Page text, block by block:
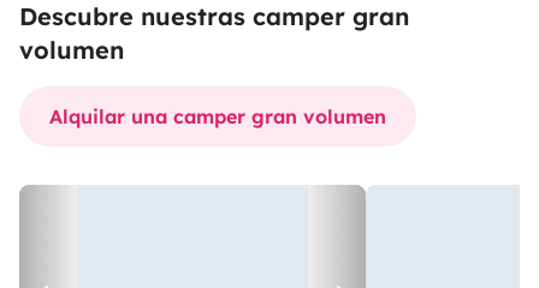
Descubre nuestras camper gran
volumen
Alquilar una camper gran volumen